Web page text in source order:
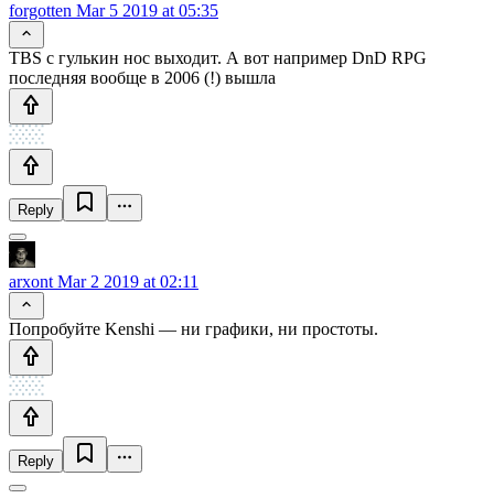
forgotten Mar 5 2019 at 05:35
TBS с гулькин нос выходит. А вот например DnD RPG
последняя вообще в 2006 (!) вышла
Reply
arxont Mar 2 2019 at 02:11
Попробуйте Kenshi — ни графики, ни простоты.
Reply